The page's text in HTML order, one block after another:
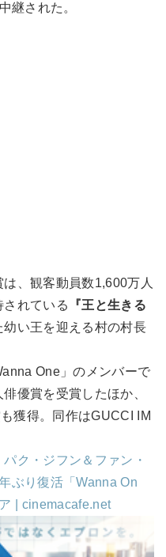
継された。
、観客動員数1,600万人
れている
『王と生きる
幼い王を迎える村の村長
One」のメンバーで
優賞を受賞したほか、
獲得。同作はGUCCI IM
ク・ジフン＆ファン・
ぶり復活「Wanna On
| cinemacafe.net